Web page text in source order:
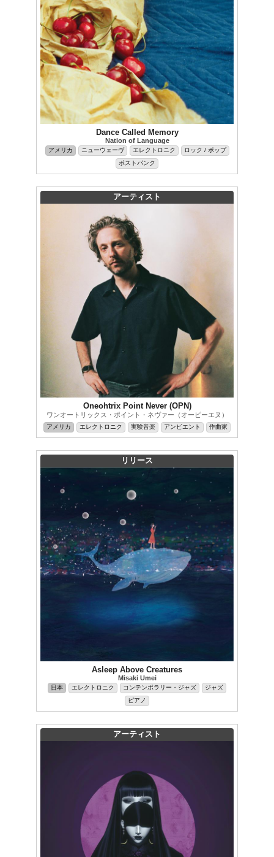
Dance Called Memory
Nation of Language
アメリカ ニューウェーヴ エレクトロニク
ロック / ポップ
ポストパンク
アーティスト
Oneohtrix Point Never (OPN)
ワンオートリックス・ポイント・ネヴァー（オーピーエヌ）
アメリカ エレクトロニク 実験音楽 アンビエント 作曲家
リリース
Asleep Above Creatures
Misaki Umei
日本 エレクトロニク コンテンポラリー・ジャズ
ジャズ
ピアノ
アーティスト